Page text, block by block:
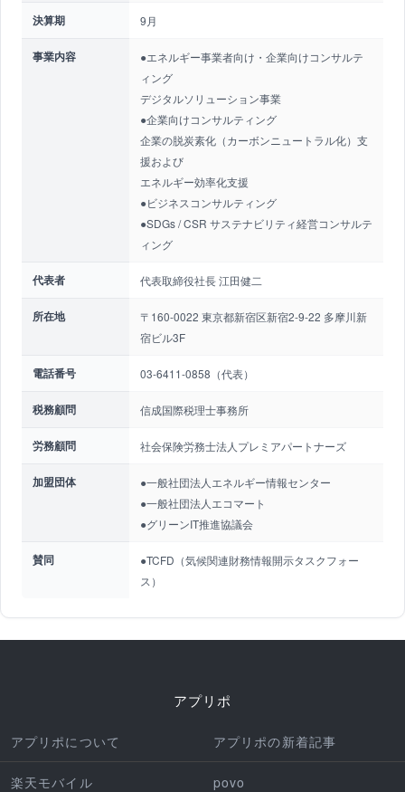
決算期 9月
事業内容
●エネルギー事業者向け・企業向けコンサルテ
ィング
デジタルソリューション事業
●企業向けコンサルティング
企業の脱炭素化（カーボンニュートラル化）支
援および
エネルギー効率化支援
●ビジネスコンサルティング
●SDGs / CSR サステナビリティ経営コンサルテ
ィング
代表者 代表取締役社長 江田健二
所在地
〒160-0022 東京都新宿区新宿2-9-22 多摩川新
宿ビル3F
電話番号 03-6411-0858（代表）
税務顧問 信成国際税理士事務所
労務顧問 社会保険労務士法人プレミアパートナーズ
加盟団体
●一般社団法人エネルギー情報センター
●一般社団法人エコマート
●グリーンIT推進協議会
賛同
●TCFD（気候関連財務情報開示タスクフォー
ス）
アプリポ
アプリポについて アプリポの新着記事
楽天モバイル povo